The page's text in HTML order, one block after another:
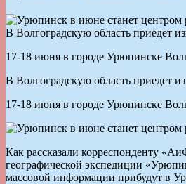
В Волгоградскую область приедет
17-18 июня в городе Урюпинске
В Волгоградскую область приедет
17-18 июня в городе Урюпинске
Как рассказали корреспонденту
географической экспедиции
массовой информации прибудут в